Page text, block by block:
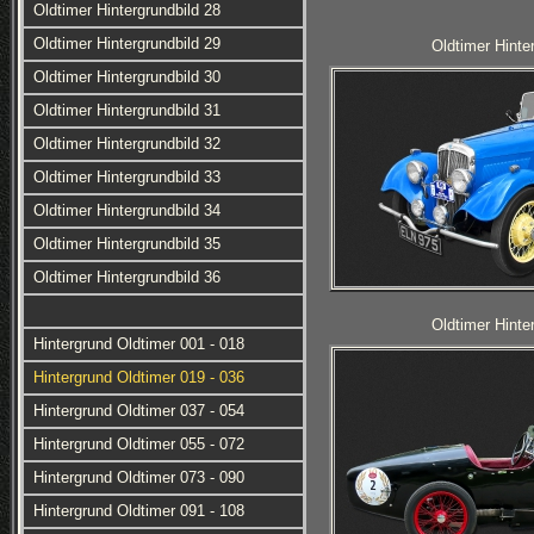
Oldtimer Hintergrundbild 28
Oldtimer Hintergrundbild 29
Oldtimer Hintergrundbild 30
Oldtimer Hintergrundbild 31
Oldtimer Hintergrundbild 32
Oldtimer Hintergrundbild 33
Oldtimer Hintergrundbild 34
Oldtimer Hintergrundbild 35
Oldtimer Hintergrundbild 36
Hintergrund Oldtimer 001 - 018
Hintergrund Oldtimer 019 - 036
Hintergrund Oldtimer 037 - 054
Hintergrund Oldtimer 055 - 072
Hintergrund Oldtimer 073 - 090
Hintergrund Oldtimer 091 - 108
Oldtimer
Oldtimer